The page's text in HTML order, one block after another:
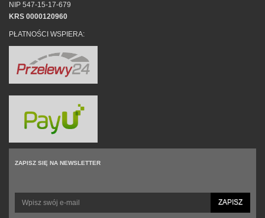
NIP 547-15-17-679
KRS 0000120960
PŁATNOŚCI WSPIERA:
ZAPISZ SIĘ NA NEWSLETTER
ZAPISZ